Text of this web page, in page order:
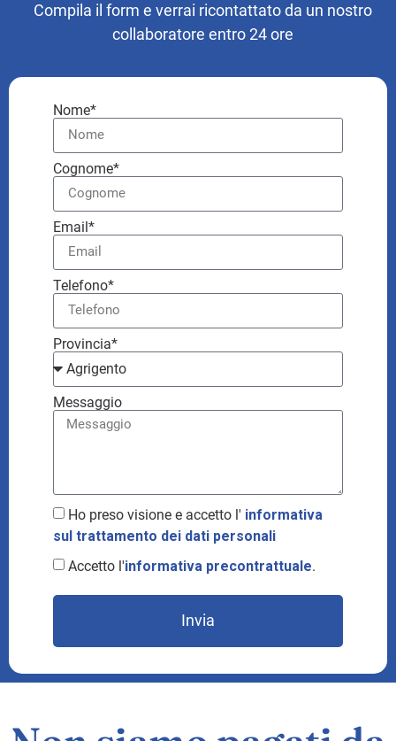
Compila il form e verrai ricontattato da un nostro
collaboratore entro 24 ore
Nome*
Cognome*
Email*
Telefono*
Provincia*
Messaggio
Ho preso visione e accetto l' informativa
sul trattamento dei dati personali
Accetto l'informativa precontrattuale.
Invia